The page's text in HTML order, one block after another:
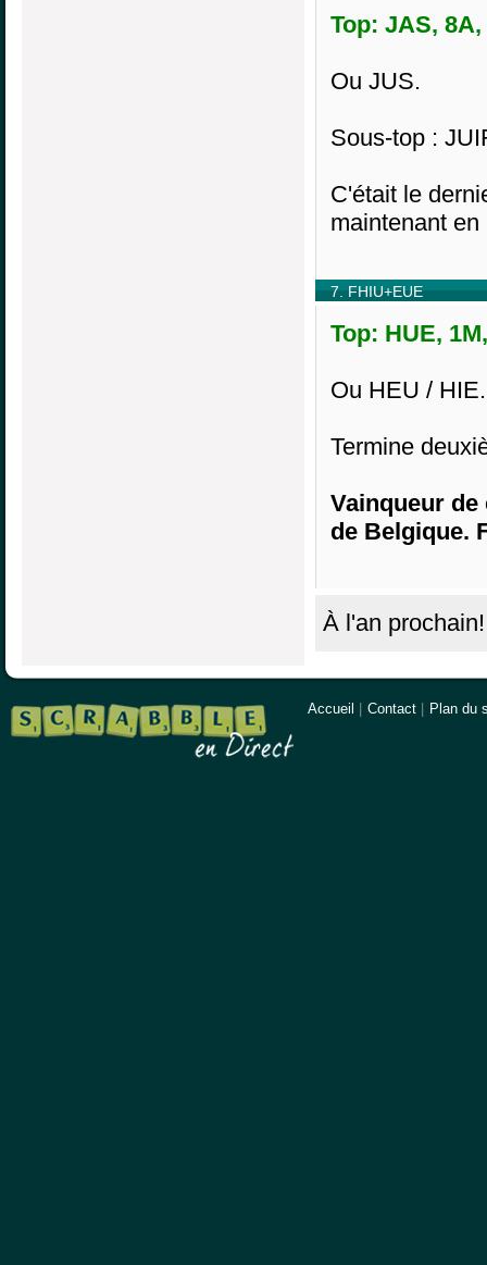
Top: JAS,
Ou JUS.
Sous-top :
C'était le
maintenant
7. FHIU+EUE
Top: HUE,
Ou HEU / HIE.
Termine
Vainqueur
de Belgique.
À l'an prochain!
Accueil Contact Plan du